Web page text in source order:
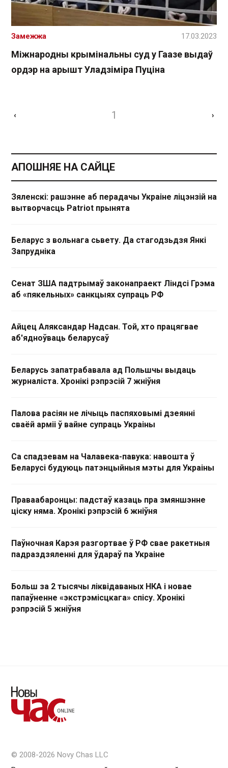
Міжнародны крымінальны суд у Гаазе выдаў
ордэр на арышт Уладзіміра Пуціна
Замежжа 17.03.2023
‹ 1 ›
АПОШНЯЕ НА САЙЦЕ
Зяленскі: рашэнне аб перадачы Украіне ліцэнзій на
вытворчасць Patriot прынята
Беларус з вольнага сьвету. Да стагодзьдзя Янкі
Запрудніка
Сенат ЗША падтрымаў законапраект Ліндсі Грэма
аб «пякельных» санкцыях супраць РФ
Айцец Аляксандар Надсан. Той, хто працягвае
аб'ядноўваць беларусаў
Беларусь запатрабавала ад Польшчы выдаць
журналіста. Хронікі рэпрэсій 7 жніўня
Палова расіян не лічыць паспяховымі дзеянні
сваёй арміі ў вайне супраць Украіны
Са спадзевам на Чалавека-павука: навошта ў
Беларусі будуюць патэнцыйныя мэты для Украіны
Праваабаронцы: падстаў казаць пра змяншэнне
ціску няма. Хронікі рэпрэсій 6 жніўня
Паўночная Карэя разгортвае ў РФ свае ракетныя
падраздзяленні для ўдараў па Украіне
Больш за 2 тысячы ліквідаваных НКА і новае
папаўненне «экстрэмісцкага» спісу. Хронікі
рэпрэсій 5 жніўня
© 2008-2026 Novy Chas LLC